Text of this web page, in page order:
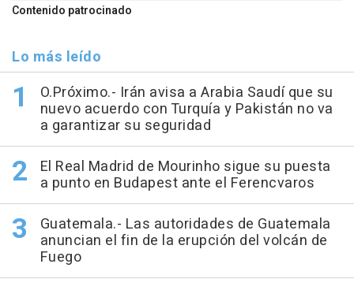
Contenido patrocinado
Lo más leído
O.Próximo.- Irán avisa a Arabia Saudí que su
nuevo acuerdo con Turquía y Pakistán no va
a garantizar su seguridad
El Real Madrid de Mourinho sigue su puesta
a punto en Budapest ante el Ferencvaros
Guatemala.- Las autoridades de Guatemala
anuncian el fin de la erupción del volcán de
Fuego